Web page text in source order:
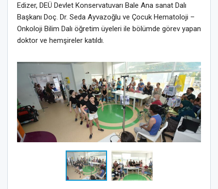
Edizer, DEÜ Devlet Konservatuvarı Bale Ana sanat Dalı
Başkanı Doç. Dr. Seda Ayvazoğlu ve Çocuk Hematoloji –
Onkoloji Bilim Dalı öğretim üyeleri ile bölümde görev yapan
doktor ve hemşireler katıldı.